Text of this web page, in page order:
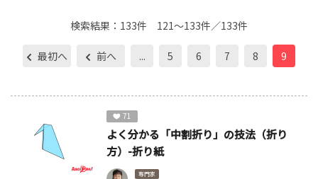
検索結果： 133件 121～133件／133件
最初へ 前へ ... 5 6 7 8 9
71
よく分かる「中割折り」の技法（折り
方）-折り紙
専門家